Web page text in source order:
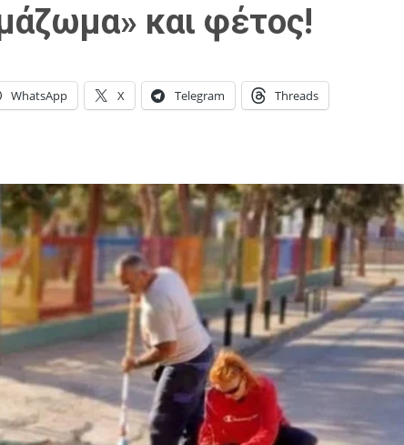
και φέτος!
WhatsApp X Telegram Threads